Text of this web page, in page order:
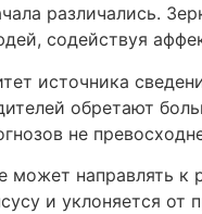
различались.
содействуя
источника
обретают
не
может направлять к
и уклоняется